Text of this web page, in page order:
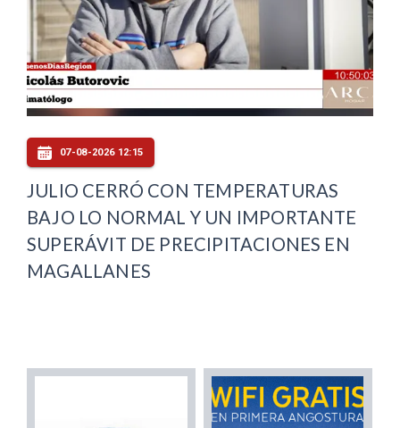
07-08-2026 12:15
JULIO CERRÓ CON TEMPERATURAS
BAJO LO NORMAL Y UN IMPORTANTE
SUPERÁVIT DE PRECIPITACIONES EN
MAGALLANES